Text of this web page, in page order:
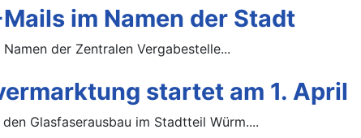
im Namen der Stadt
der Zentralen Vergabestelle...
startet am 1. April
Glasfaserausbau im Stadtteil Würm....